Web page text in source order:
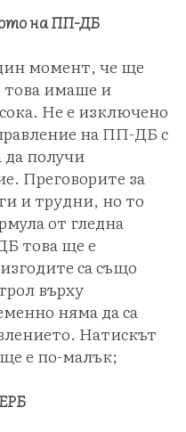
на ПП-ДБ
момент, че ще
това имаше и
Не е изключено
на ПП-ДБ с
да получи
Преговорите за
и трудни, но то
от гледна
това ще е
са също
върху
няма да са
Натискът
е по-малък;